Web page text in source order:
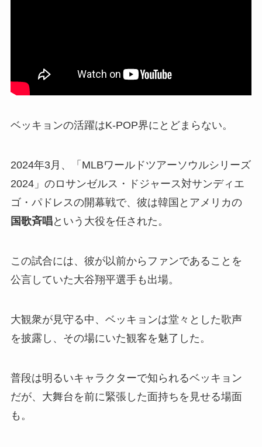
ベッキョンの活躍はK-POP界にとどまらない。
2024年3月、「MLBワールドツアーソウルシリーズ
2024」のロサンゼルス・ドジャース対サンディエ
ゴ・パドレスの開幕戦で、彼は韓国とアメリカの
国歌斉唱という大役を任された。
この試合には、彼が以前からファンであることを
公言していた大谷翔平選手も出場。
大観衆が見守る中、ベッキョンは堂々とした歌声
を披露し、その場にいた観客を魅了した。
普段は明るいキャラクターで知られるベッキョン
だが、大舞台を前に緊張した面持ちを見せる場面
も。